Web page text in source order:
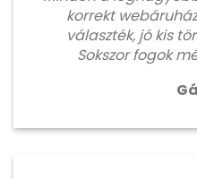
korrekt
választék, jó kis
Sokszor fogok